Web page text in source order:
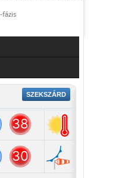
fázis